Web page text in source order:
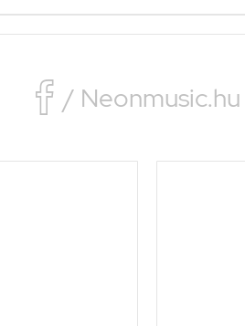
 / Neonmusic.hu